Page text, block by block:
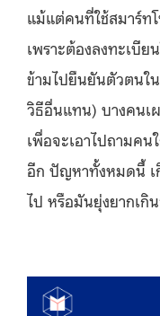
แม้แต่คนที่ใช้สมาร์ท
เพราะต้องลงทะเบี
ข้ามไปยืนยันตัวตนใ
วิธีอื่นแทน) บางคนเ
เพื่อจะเอาไปถามค
อีก ปัญหาทั้งหมดนี้ เ
ไป หรือมันยุ่งยากเกิ